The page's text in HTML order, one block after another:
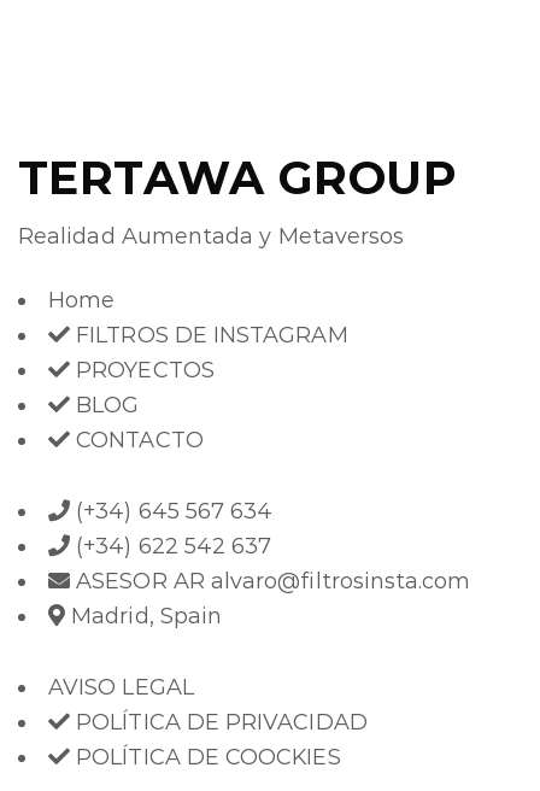
TERTAWA GROUP
Realidad Aumentada y Metaversos
Home
FILTROS DE INSTAGRAM
PROYECTOS
BLOG
CONTACTO
(+34) 645 567 634
(+34) 622 542 637
ASESOR AR alvaro@filtrosinsta.com
Madrid, Spain
AVISO LEGAL
POLÍTICA DE PRIVACIDAD
POLÍTICA DE COOCKIES